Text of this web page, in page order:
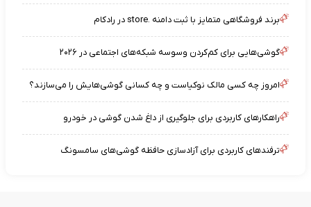
برند فروشگاهی متمایز با ثبت دامنه .store در رادکام
گوشی‌هایی برای کم‌کردن وسوسه شبکه‌های اجتماعی در ۲۰۲۶
امروز چه کسی مالک نوکیاست و چه کسانی گوشی‌هایش را می‌سازند؟
راهکارهای کاربردی برای جلوگیری از داغ شدن گوشی در خودرو
ترفندهای کاربردی برای آزادسازی حافظه گوشی‌های سامسونگ